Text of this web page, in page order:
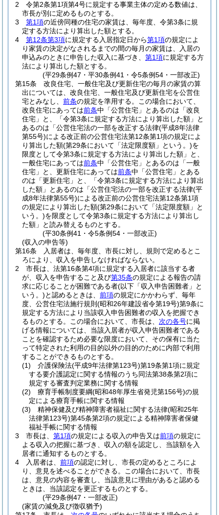
2
令第2条第1項第4号に規定する事業主体の定める数値は、
市長が別に定めるものとする。
3
第1項の近傍同種の住宅の家賃は、毎年度、令第3条に規
定する方法により算出した額とする。
4
第12条第3項に規定する入居指定日から第1項の規定によ
り家賃の決定がなされるまでの間の毎月の家賃は、入居の
申込みのときに申告した収入に基づき、 第1項に規定する方
法により算出した額とする。
(平29条例47・平30条例41・令5条例54・一部改正)
第15条
改良住宅、一般住宅及び更新住宅の毎月の家賃の算
出については、改良住宅、一般住宅及び更新住宅を公営住
宅とみなし、 前条の規定を準用する。
この場合において、
改良住宅にあっては前条中「公営住宅」とあるのは「改良
住宅」と、「令第3条に規定する方法により算出した額」と
あるのは「公営住宅法の一部を改正する法律(平成8年法律
第55号)による改正前の公営住宅法第12条第1項の規定によ
り算出した額(第29条において「法定限度額」という。)を
限度として令第3条に規定する方法により算出した額」と、
一般住宅にあっては前条中「公営住宅」とあるのは「一般
住宅」と、更新住宅にあっては前条中「公営住宅」とある
のは「更新住宅」と、「令第3条に規定する方法により算出
した額」とあるのは「公営住宅法の一部を改正する法律(平
成8年法律第55号)による改正前の公営住宅法第12条第1項
の規定により算出した額(第29条において「法定限度額」と
いう。)を限度として令第3条に規定する方法により算出し
た額」と読み替えるものとする。
(平30条例41・令5条例54・一部改正)
(収入の申告等)
第16条
入居者は、毎年度、市長に対し、規則で定めるとこ
ろにより、収入を申告しなければならない。
2
市長は、法第16条第4項に規定する入居者に該当する者
が、収入を申告すること及び第35条の規定による報告の請
求に応じることが困難である者(以下「収入申告困難者」と
いう。)と認めるときは、 前項の規定にかかわらず、毎年
度、公営住宅法施行規則 (昭和26年建設省令第19号)第9条に
規定する方法により当該収入申告困難者の収入を把握でき
るものとする。
この場合において、市長は、 次の各号に掲
げる情報については、当該入居者が収入申告困難者である
ことを確認するため必要な限度において、その保有に当た
って特定された利用の目的以外の目的のために内部で利用
することができるものとする。
(1)
介護保険法(平成9年法律第123号)第19条第1項に規定
する要介護認定に関する情報のうち同法第38条第2項に
規定する審査判定業務に関する情報
(2)
療育手帳制度要綱(昭和48年厚生省発児第156号)の規
定による療育手帳に関する情報
(3)
精神保健及び精神障害者福祉に関する法律(昭和25年
法律第123号)第45条第2項の規定による精神障害者保健
福祉手帳に関する情報
3
市長は、 第1項の規定による収入の申告又は前項の規定に
よる収入の把握に基づき、収入の額を認定し、当該額を入
居者に通知するものとする。
4
入居者は、 前項の認定に対し、市長の定めるところによ
り、意見を述べることができる。
この場合において、市長
は、意見の内容を審査し、当該意見に理由があると認める
ときは、当該認定を更正するものとする。
(平29条例47・一部改正)
(家賃の減免及び徴収猶予)